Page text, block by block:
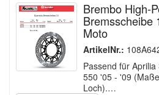
Brembo High-
Bremsscheibe
Moto
ArtikelNr.:
Passend für
550 '05 - '09
Loch).…